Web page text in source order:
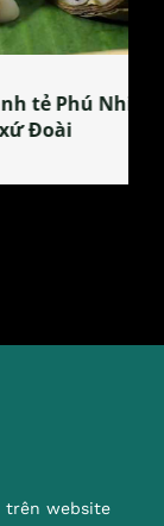
lan
trên website